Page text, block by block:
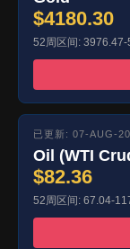
$4180.30
52周区间: 3976.47-
已更新: 07-AUG-
Oil (WTI
$82.36
52周区间: 67.04-